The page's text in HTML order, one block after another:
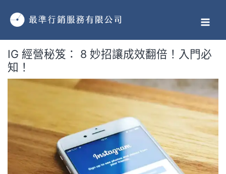
IG 經營秘笈： 8 妙招讓成效翻倍！入門必
知！